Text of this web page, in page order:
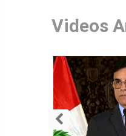
Videos